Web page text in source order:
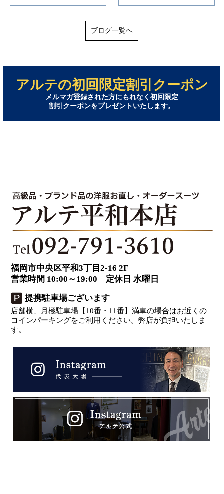
ブログ一覧へ
アルテの初回限定割引クーポン
メルマガ登録された方にもれなく初回限定
割引クーポンをプレゼントいたします。
福岡市中央区平和3丁目2-16 2F
営業時間 10:00～19:00 定休日 水曜日
提携駐車場ございます
店舗横、月極駐車場【10番・11番】満車の場合はお近くの
コインパーキングをご利用ください。弊店が負担いたしま
す。